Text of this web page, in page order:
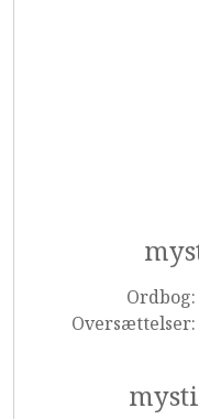
Ordbog:
Oversættelser: